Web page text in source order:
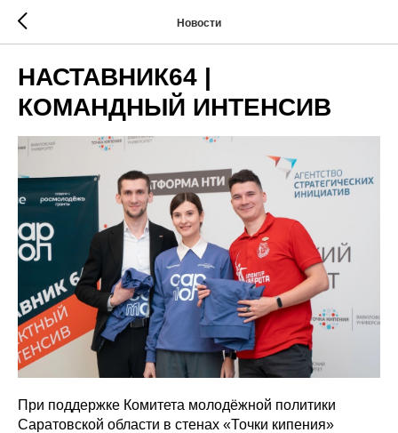
Новости
НАСТАВНИК64 |
КОМАНДНЫЙ ИНТЕНСИВ
При поддержке Комитета молодёжной политики
Саратовской области в стенах «Точки кипения»